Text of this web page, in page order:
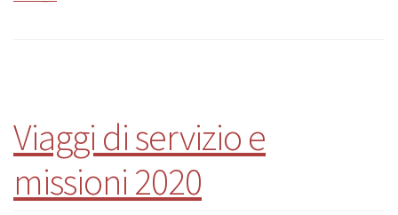
Viaggi di servizio e
missioni 2020